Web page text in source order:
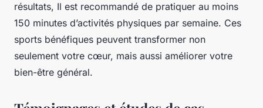
résultats, Il est recommandé de pratiquer au moins
150 minutes d’activités physiques par semaine. Ces
sports bénéfiques peuvent transformer non
seulement votre cœur, mais aussi améliorer votre
bien-être général.